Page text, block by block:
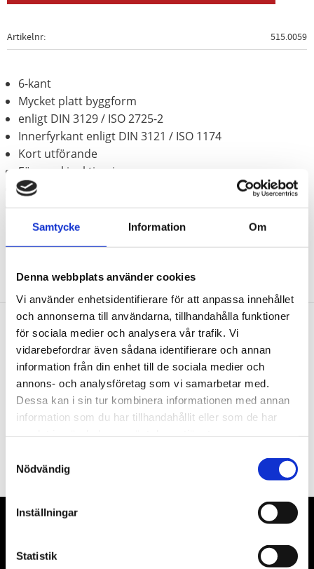
Samtycke Information Om
Denna webbplats använder cookies
Vi använder enhetsidentifierare för att anpassa innehållet
och annonserna till användarna, tillhandahålla funktioner
för sociala medier och analysera vår trafik. Vi
vidarebefordrar även sådana identifierare och annan
information från din enhet till de sociala medier och
annons- och analysföretag som vi samarbetar med.
Dessa kan i sin tur kombinera informationen med annan
information som du har tillhandahållit eller som de har
Nödvändig
Inställningar
Statistik
Artikelnr 515.0059
6-kant
Mycket platt byggform
enligt DIN 3129 / ISO 2725-2
Innerfyrkant enligt DIN 3121 / ISO 1174
Kort utförande
För maskinaktivering
Behandlat med fosfor
Krom molybden
Nyhetsbrev
Våra främsta leverantörer är KS Tools verktyg, ATH billyftar